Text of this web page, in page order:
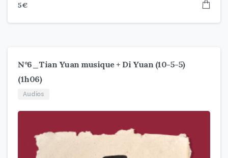
5€
N°6_Tian Yuan musique + Di Yuan (10-5-5)
(1h06)
Audios